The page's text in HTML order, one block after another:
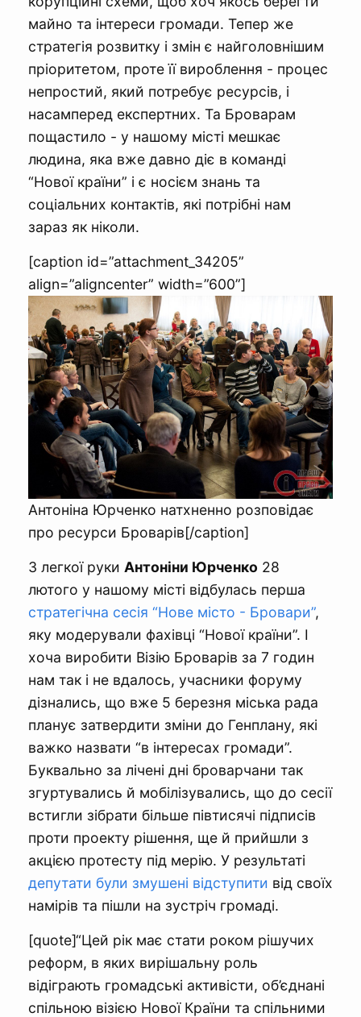
майно та інтереси громади. Тепер же
стратегія розвитку і змін є найголовнішим
пріоритетом, проте її вироблення - процес
непростий, який потребує ресурсів, і
насамперед експертних. Та Броварам
пощастило - у нашому місті мешкає
людина, яка вже давно діє в команді
“Нової країни” і є носієм знань та
соціальних контактів, які потрібні нам
зараз як ніколи.
[caption id=”attachment_34205”
align=”aligncenter” width=”600”]
Антоніна Юрченко натхненно розповідає
про ресурси Броварів[/caption]
З легкої руки Антоніни Юрченко 28
лютого у нашому місті відбулась перша
стратегічна сесія “Нове місто - Бровари”,
яку модерували фахівці “Нової країни”. І
хоча виробити Візію Броварів за 7 годин
нам так і не вдалось, учасники форуму
дізнались, що вже 5 березня міська рада
планує затвердити зміни до Генплану, які
важко назвати “в інтересах громади”.
Буквально за лічені дні броварчани так
згуртувались й мобілізувались, що до сесії
встигли зібрати більше півтисячі підписів
проти проекту рішення, ще й прийшли з
акцією протесту під мерію. У результаті
депутати були змушені відступити від своїх
намірів та пішли на зустріч громаді.
[quote]“Цей рік має стати роком рішучих
реформ, в яких вирішальну роль
відіграють громадські активісти, об’єднані
спільною візією Нової Країни та спільними